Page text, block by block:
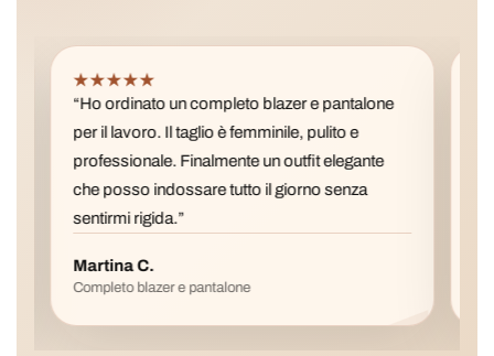
★★★★★
“Ho ordinato un completo blazer e pantalone
per il lavoro. Il taglio è femminile, pulito e
professionale. Finalmente un outfit elegante
che posso indossare tutto il giorno senza
sentirmi rigida.”
Martina C.
Completo blazer e pantalone